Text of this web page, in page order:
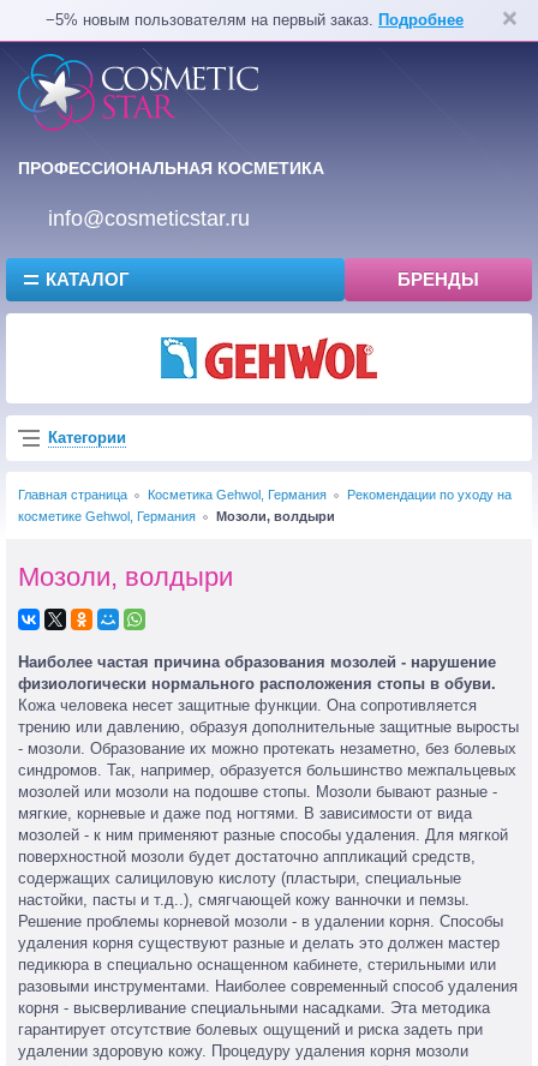
−5% новым пользователям на первый заказ. Подробнее
ПРОФЕССИОНАЛЬНАЯ КОСМЕТИКА
info@cosmeticstar.ru
КАТАЛОГ БРЕНДЫ
Категории
Главная страница Косметика Gehwol, Германия
Рекомендации по уходу на
косметике Gehwol, Германия
Мозоли, волдыри
Мозоли, волдыри
Наиболее частая причина образования мозолей - нарушение
физиологически нормального расположения стопы в обуви.
Кожа человека несет защитные функции. Она сопротивляется
трению или давлению, образуя дополнительные защитные выросты
- мозоли. Образование их можно протекать незаметно, без болевых
синдромов. Так, например, образуется большинство межпальцевых
мозолей или мозоли на подошве стопы. Мозоли бывают разные -
мягкие, корневые и даже под ногтями. В зависимости от вида
мозолей - к ним применяют разные способы удаления. Для мягкой
поверхностной мозоли будет достаточно аппликаций средств,
содержащих салициловую кислоту (пластыри, специальные
настойки, пасты и т.д..), смягчающей кожу ванночки и пемзы.
Решение проблемы корневой мозоли - в удалении корня. Способы
удаления корня существуют разные и делать это должен мастер
педикюра в специально оснащенном кабинете, стерильными или
разовыми инструментами. Наиболее современный способ удаления
корня - высверливание специальными насадками. Эта методика
гарантирует отсутствие болевых ощущений и риска задеть при
удалении здоровую кожу. Процедуру удаления корня мозоли